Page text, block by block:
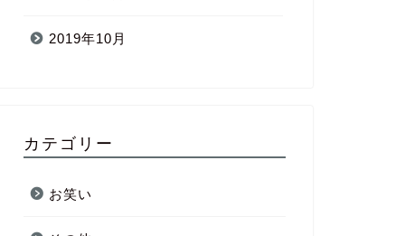
2019年10月
カテゴリー
お笑い